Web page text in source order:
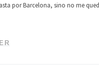
por Barcelona, sino no me